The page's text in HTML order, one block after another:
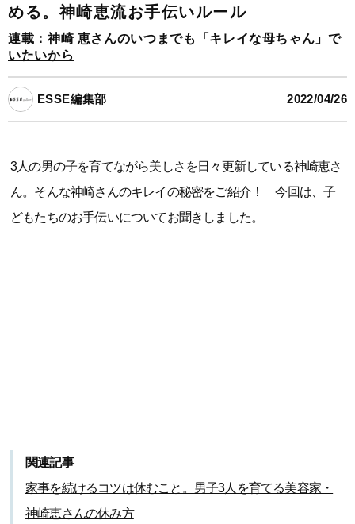
める。神崎恵流お手伝いルール
連載： 神崎 恵さんのいつまでも「キレイな母ちゃん」で
いたいから
ESSE編集部 2022/04/26
3人の男の子を育てながら美しさを日々更新している神崎恵さ
ん。そんな神崎さんのキレイの秘密をご紹介！ 今回は、子
どもたちのお手伝いについてお聞きしました。
関連記事
家事を続けるコツは休むこと。男子3人を育てる美容家・
神崎恵さんの休み方